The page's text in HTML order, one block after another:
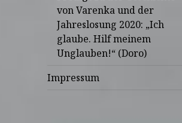
von Varenka und der
Jahreslosung 2020: „Ich
glaube. Hilf meinem
Unglauben!“ (Doro)
Impressum